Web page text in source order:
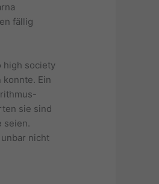
fällig
Ein
sie sind
seien.
nicht